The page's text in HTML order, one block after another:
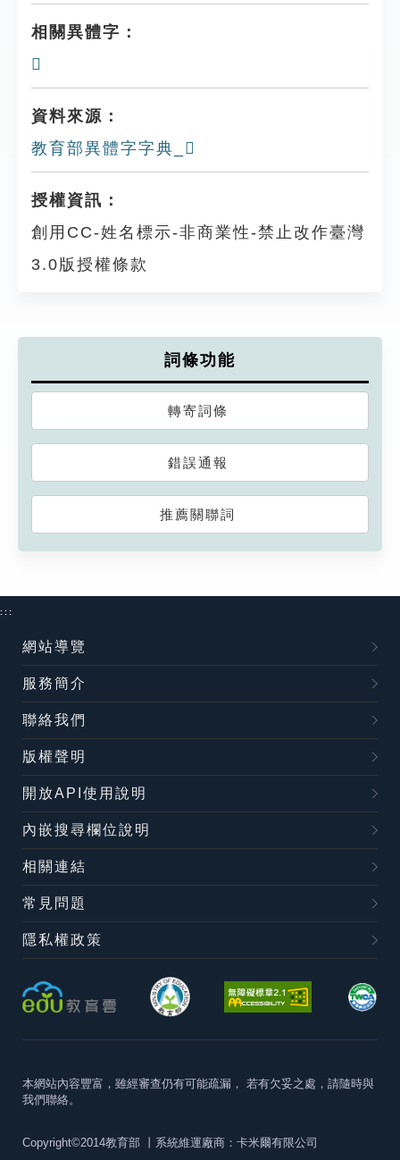
相關異體字：
𧴎
資料來源：
教育部異體字字典_𧴙
授權資訊：
創用CC-姓名標示-非商業性-禁止改作臺灣
3.0版授權條款
詞條功能
轉寄詞條
錯誤通報
推薦關聯詞
:::
網站導覽
服務簡介
聯絡我們
版權聲明
開放API使用說明
內嵌搜尋欄位說明
相關連結
常見問題
隱私權政策
本網站內容豐富，雖經審查仍有可能疏漏， 若有欠妥之處，請隨時與
我們聯絡。
Copyright©2014教育部 丨系統維運廠商：卡米爾有限公司